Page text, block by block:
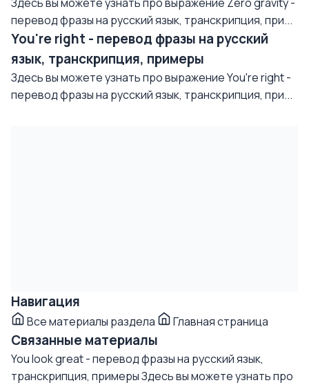
перевод фразы на русский язык, транскрипция, при...
You're right - перевод фразы на русский
язык, транскрипция, примеры
Здесь вы можете узнать про выражение You're right -
перевод фразы на русский язык, транскрипция, при...
Навигация
Все материалы раздела Главная страница
Связанные материалы
You look great - перевод фразы на русский язык,
транскрипция, примерыЗдесь вы можете узнать про